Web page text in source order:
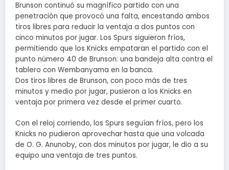
Brunson continuó su magnífico partido con una
penetración que provocó una falta, encestando ambos
tiros libres para reducir la ventaja a dos puntos con
cinco minutos por jugar. Los Spurs siguieron fríos,
permitiendo que los Knicks empataran el partido con el
punto número 40 de Brunson: una bandeja alta contra el
tablero con Wembanyama en la banca.
Dos tiros libres de Brunson, con poco más de tres
minutos y medio por jugar, pusieron a los Knicks en
ventaja por primera vez desde el primer cuarto.
Con el reloj corriendo, los Spurs seguían fríos, pero los
Knicks no pudieron aprovechar hasta que una volcada
de O. G. Anunoby, con dos minutos por jugar, le dio a su
equipo una ventaja de tres puntos.